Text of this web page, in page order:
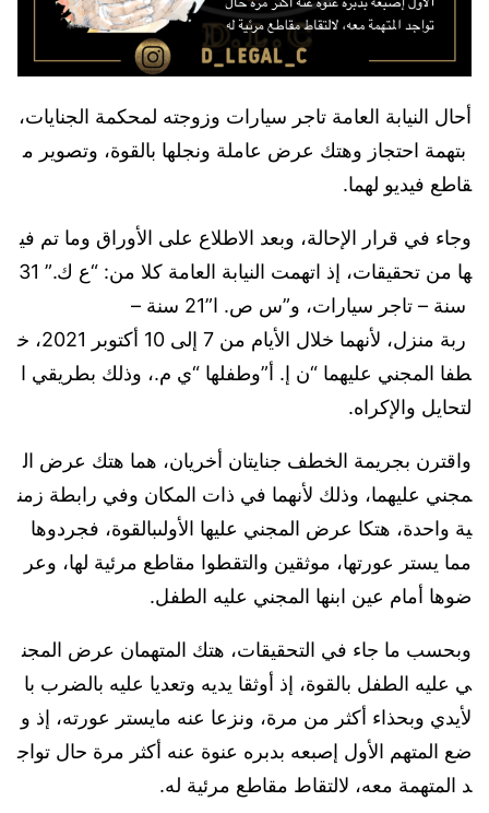
أحال النيابة العامة تاجر سيارات وزوجته لمحكمة الجنايات،
بتهمة احتجاز وهتك عرض عاملة ونجلها بالقوة، وتصوير م
قاطع فيديو لهما.
وجاء في قرار الإحالة، وبعد الاطلاع على الأوراق وما تم في
ها من تحقيقات، إذ اتهمت النيابة العامة كلا من: “ع ك.” 31
سنة – تاجر سيارات، و”س ص. ا”21 سنة –
ربة منزل، لأنهما خلال الأيام من 7 إلى 10 أكتوبر 2021، خ
طفا المجني عليهما “ن إ. أ”وطفلها “ي م.، وذلك بطريقي ا
لتحايل والإكراه.
واقترن بجريمة الخطف جنايتان أخريان، هما هتك عرض ال
مجني عليهما، وذلك لأنهما في ذات المكان وفي رابطة زمن
ية واحدة، هتكا عرض المجني عليها الأولىبالقوة، فجردوها
مما يستر عورتها، موثقين والتقطوا مقاطع مرئية لها، وعر
ضوها أمام عين ابنها المجني عليه الطفل.
وبحسب ما جاء في التحقيقات، هتك المتهمان عرض المجن
ي عليه الطفل بالقوة، إذ أوثقا يديه وتعديا عليه بالضرب با
لأيدي وبحذاء أكثر من مرة، ونزعا عنه مايستر عورته، إذ و
ضع المتهم الأول إصبعه بدبره عنوة عنه أكثر مرة حال تواج
د المتهمة معه، لالتقاط مقاطع مرئية له.